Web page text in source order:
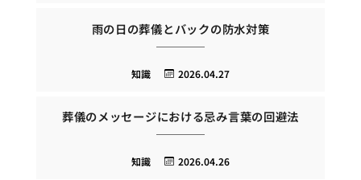
雨の日の葬儀とバックの防水対策
2026.04.27
知識
葬儀のメッセージにおける忌み言葉の回避法
2026.04.26
知識